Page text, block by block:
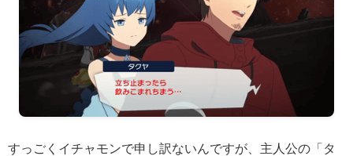
すっごくイチャモンで申し訳ないんですが、主人公の「タ